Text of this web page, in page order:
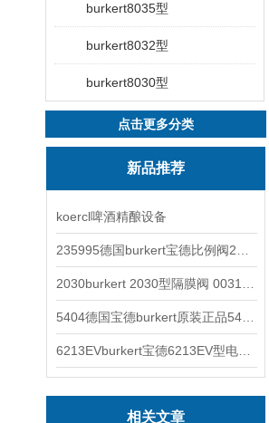
burkert8035型
burkert8032型
burkert8030型
点击更多分类
新品推荐
koercl啤酒精酿设备
相关文章